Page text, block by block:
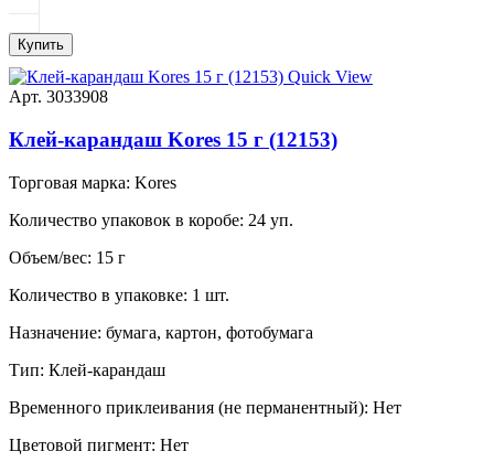
Купить
Quick View
Арт. 3033908
Клей-карандаш Kores 15 г (12153)
Торговая марка: Kores
Количество упаковок в коробе: 24 уп.
Объем/вес: 15 г
Количество в упаковке: 1 шт.
Назначение: бумага, картон, фотобумага
Тип: Клей-карандаш
Временного приклеивания (не перманентный): Нет
Цветовой пигмент: Нет